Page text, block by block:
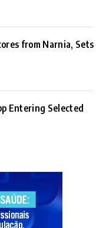
from Narnia, Sets
Entering Selected